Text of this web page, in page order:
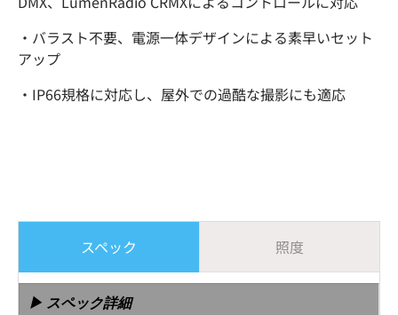
・バラスト不要、電源一体デザインによる素早いセット
アップ
・IP66規格に対応し、屋外での過酷な撮影にも適応
スペック 照度
▶ スペック詳細